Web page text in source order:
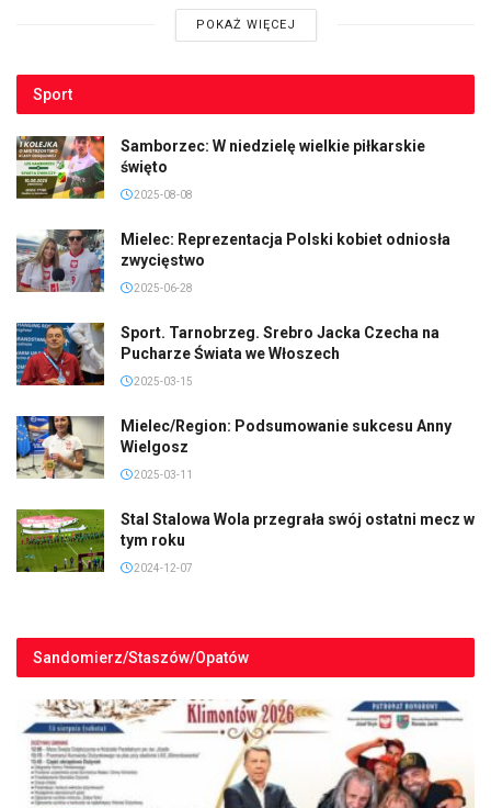
POKAŻ WIĘCEJ
Sport
Samborzec: W niedzielę wielkie piłkarskie
święto
2025-08-08
Mielec: Reprezentacja Polski kobiet odniosła
zwycięstwo
2025-06-28
Sport. Tarnobrzeg. Srebro Jacka Czecha na
Pucharze Świata we Włoszech
2025-03-15
Mielec/Region: Podsumowanie sukcesu Anny
Wielgosz
2025-03-11
Stal Stalowa Wola przegrała swój ostatni mecz w
tym roku
2024-12-07
Sandomierz/Staszów/Opatów